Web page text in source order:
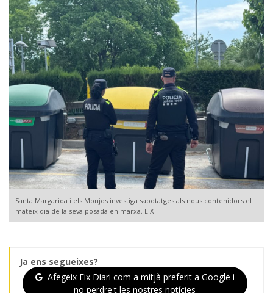
Santa Margarida i els Monjos investiga sabotatges als nous contenidors el
mateix dia de la seva posada en marxa. EIX
Ja ens segueixes?
Afegeix Eix Diari com a mitjà preferit a Google i
no perdre't les nostres notícies